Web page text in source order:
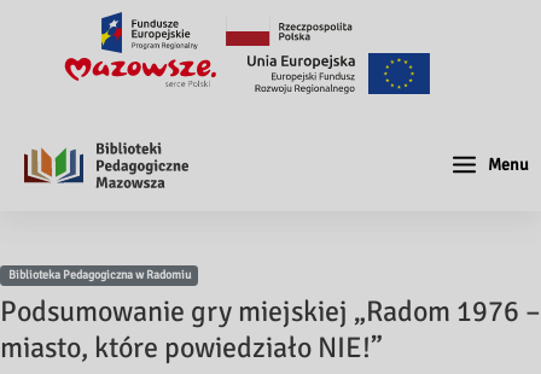
Menu
Biblioteka Pedagogiczna w Radomiu
Podsumowanie gry miejskiej „Radom 1976 –
miasto, które powiedziało NIE!”